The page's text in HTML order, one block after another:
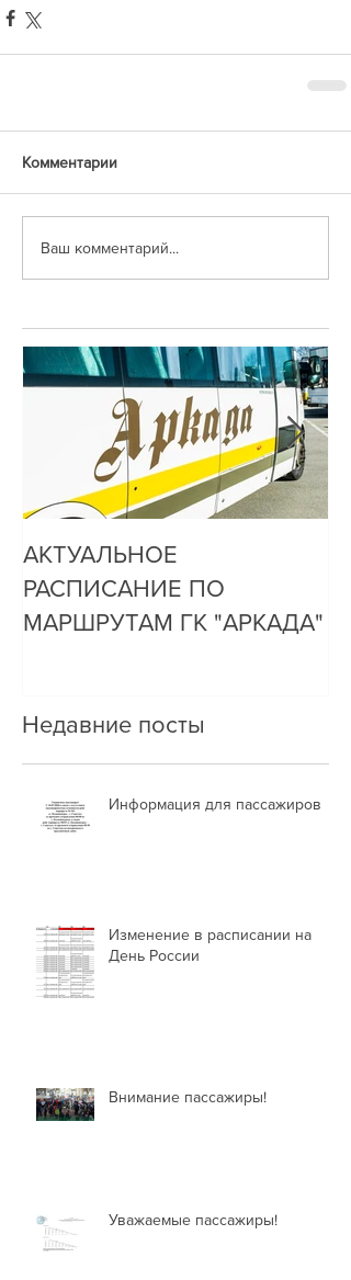
Комментарии
Ваш комментарий...
АКТУАЛЬНОЕ
РАСПИСАНИЕ ПО
МАРШРУТАМ ГК "АРКАДА"
Недавние посты
Информация для пассажиров
Изменение в расписании на
День России
Внимание пассажиры!
Уважаемые пассажиры!